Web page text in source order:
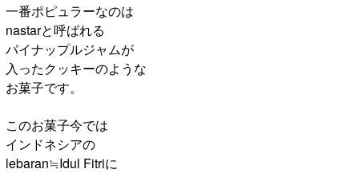
一番ポピュラーなのは
nastarと呼ばれる
パイナップルジャムが
入ったクッキーのような
お菓子です。
このお菓子今では
インドネシアの
lebaran≒Idul Fitriに